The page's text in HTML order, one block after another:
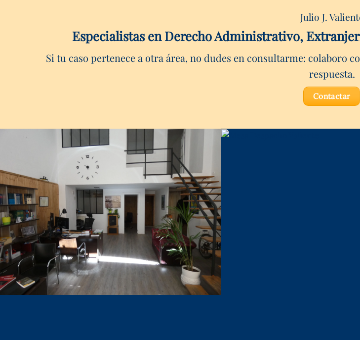
Julio J.
Especialistas en Derecho Administrativo,
Si tu caso pertenece a otra área, no dudes en consultarme: colaboro
respuesta.
Contactar